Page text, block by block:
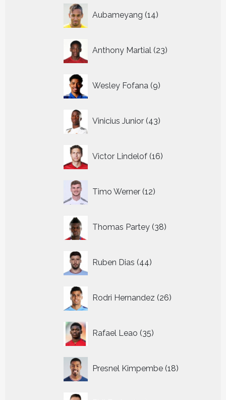
Aubameyang 14
producten
Anthony Martial 23
producten
Wesley Fofana 9
producten
Vinicius Junior 43
producten
Victor Lindelof 16
producten
Timo Werner 12
producten
Thomas Partey 38
producten
Ruben Dias 44
producten
Rodri Hernandez 26
producten
Rafael Leao 35
producten
Presnel Kimpembe 18
producten